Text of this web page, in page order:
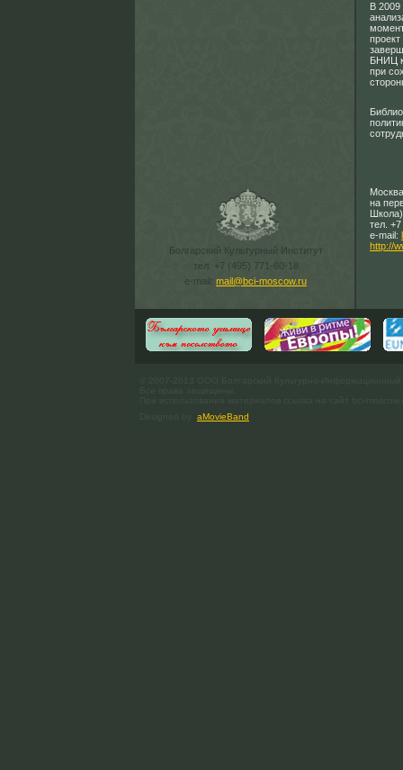
Болгарский Культурный Институт
тел. +7 (495) 771-60-18
e-mail: mail@bci-moscow.ru
В 2009
БНИЦ
при
на
Школа)
тел.
e-mail:
http://
aMovieBand